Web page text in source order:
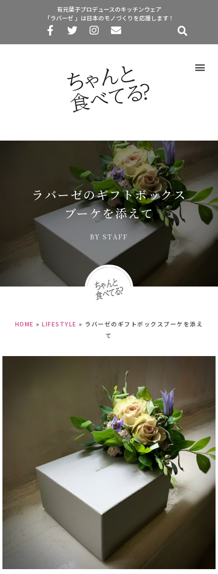
有元葉子プロデュースのキッチンウェア
「ラバーゼ 」は日本のモノづくりを応援します！
ラバーゼのギフトボックス
ブーケを添えて
BY STAFF
HOME »LIFESTYLE » ラバーゼのギフトボックスブーケを添え
て